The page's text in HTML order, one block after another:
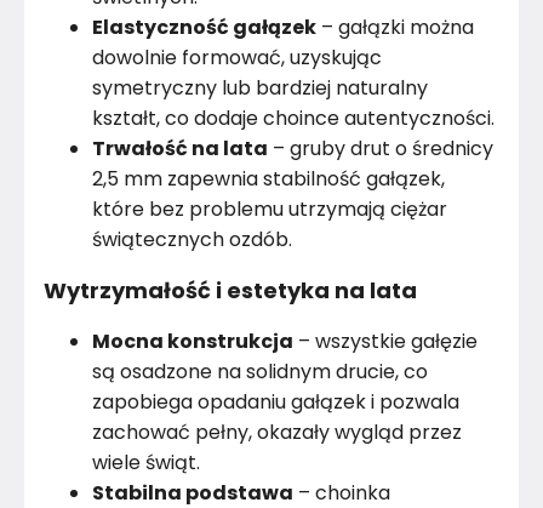
Elastyczność gałązek – gałązki można
dowolnie formować, uzyskując
symetryczny lub bardziej naturalny
kształt, co dodaje choince autentyczności.
Trwałość na lata – gruby drut o średnicy
2,5 mm zapewnia stabilność gałązek,
które bez problemu utrzymają ciężar
świątecznych ozdób.
Wytrzymałość i estetyka na lata
Mocna konstrukcja – wszystkie gałęzie
są osadzone na solidnym drucie, co
zapobiega opadaniu gałązek i pozwala
zachować pełny, okazały wygląd przez
wiele świąt.
Stabilna podstawa – choinka